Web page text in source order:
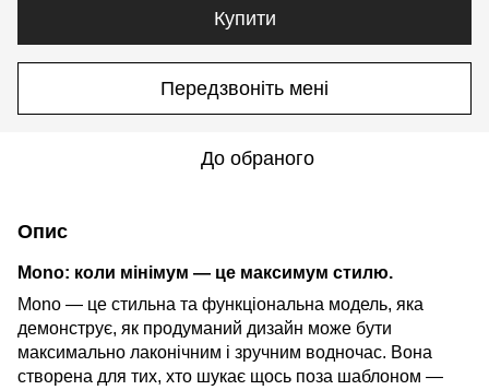
Купити
Передзвоніть мені
До обраного
Опис
Mono: коли мінімум — це максимум стилю.
Mono — це стильна та функціональна модель, яка
демонструє, як продуманий дизайн може бути
максимально лаконічним і зручним водночас. Вона
створена для тих, хто шукає щось поза шаблоном —